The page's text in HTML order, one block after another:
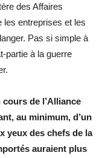
des Affaires
les entreprises et les
Pas si simple à
partie à la guerre
cours de l’Alliance
au minimum, d’un
yeux des chefs de la
auraient plus